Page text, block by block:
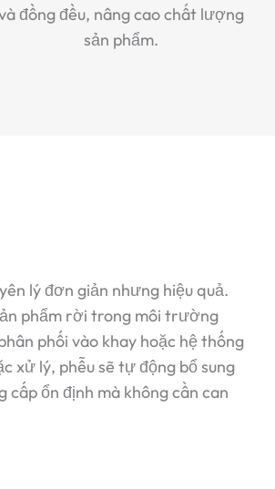
đồng đều, nâng cao chất lượng
sản phẩm.
lý đơn giản nhưng hiệu quả.
phẩm rời trong môi trường
phối vào khay hoặc hệ thống
xử lý, phễu sẽ tự động bổ sung
cấp ổn định mà không cần can